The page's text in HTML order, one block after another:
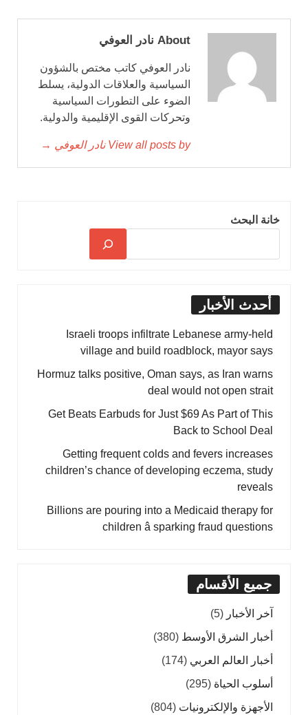
About نادر العوفي
نادر العوفي كاتب مختص بالشؤون
السياسية والعلاقات الدولية، يسلط
الضوء على التطورات السياسية
وتحركات القوى الإقليمية والدولية.
View all posts by نادر العوفي →
خانة البحث
أحدث الأخبار
Israeli troops infiltrate Lebanese army-held
village and build roadblock, mayor says
Hormuz talks positive, Oman says, as Iran warns
deal would not open strait
Get Beats Earbuds for Just $69 As Part of This
Back to School Deal
Getting frequent colds and fevers increases
children’s chance of developing eczema, study
reveals
Billions are pouring into a Medicaid therapy for
children â sparking fraud questions
جميع الأقسام
آخر الأخبار (5)
أخبار الشرق الأوسط (380)
أخبار العالم العربي (174)
أسلوب الحياة (295)
الأجهزة والإلكترونيات (804)